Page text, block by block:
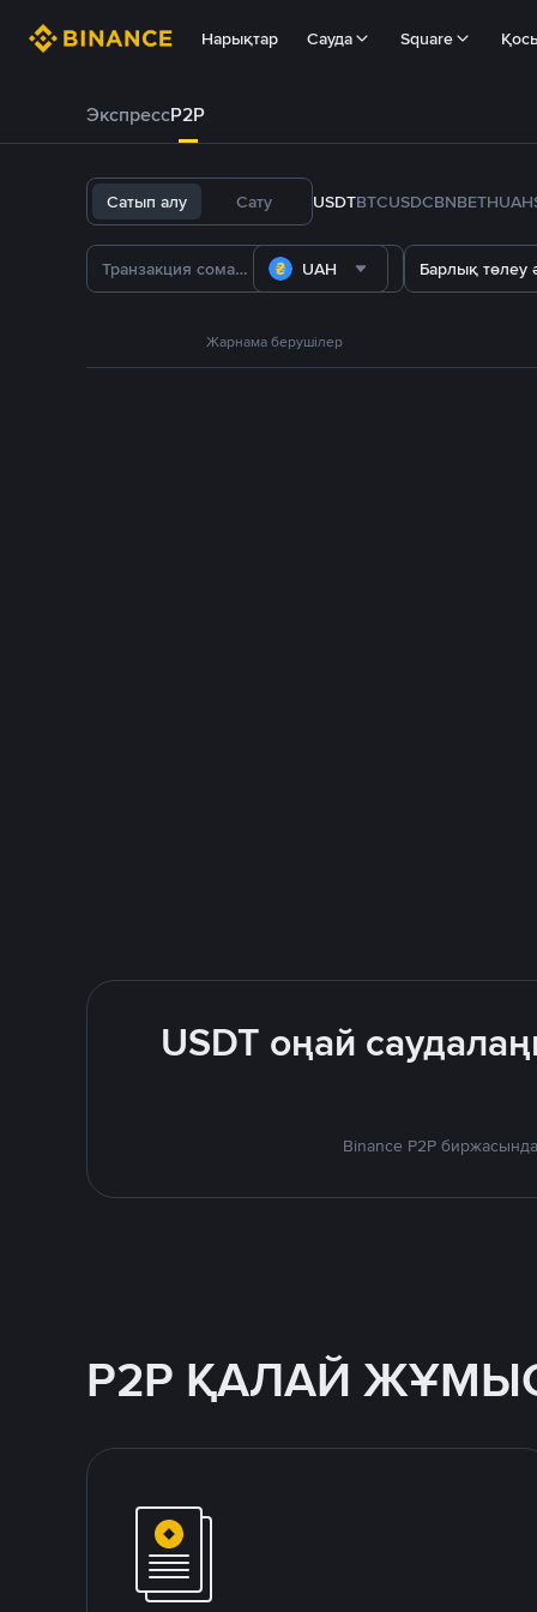
Нарықтар Сауда Square
ЭкспрессP2P
Сатып алу Сату USDTBTCUSDCBNBETHUAH
UAH Барлық төлеу
Жарнама берушілер
USDT оңай
Binance P2P
P2P ҚАЛАЙ